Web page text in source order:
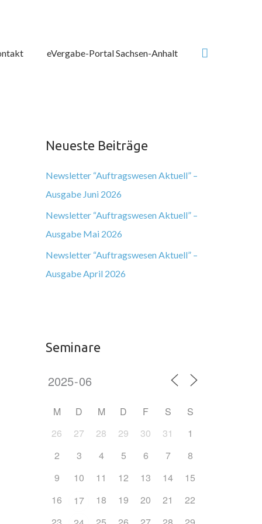
eVergabe-Portal Sachsen-Anhalt Suchen
Neueste Beiträge
Newsletter “Auftragswesen Aktuell” –
Ausgabe Juni 2026
Newsletter “Auftragswesen Aktuell” –
Ausgabe Mai 2026
Newsletter “Auftragswesen Aktuell” –
Ausgabe April 2026
Seminare
M D M D F S
S
26
27 28 29 30 31
1
2
3 4 5 6 7
8
9
10 11 12 13 14
15
16
17 18 19 20 21
22